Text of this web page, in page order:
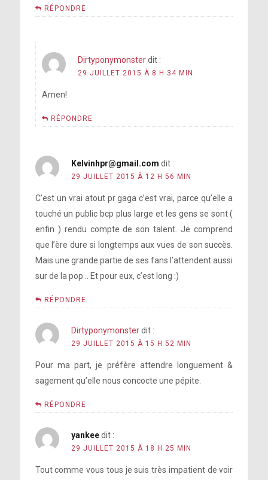
RÉPONDRE
Dirtyponymonster dit :
29 JUILLET 2015 À 8 H 34 MIN
Amen!
RÉPONDRE
Kelvinhpr@gmail.com dit :
29 JUILLET 2015 À 12 H 56 MIN
C’est un vrai atout pr gaga c’est vrai, parce qu’elle a
touché un public bcp plus large et les gens se sont (
enfin ) rendu compte de son talent. Je comprend
que l’ère dure si longtemps aux vues de son succès.
Mais une grande partie de ses fans l’attendent aussi
sur de la pop .. Et pour eux, c’est long :)
RÉPONDRE
Dirtyponymonster dit :
29 JUILLET 2015 À 15 H 52 MIN
Pour ma part, je préfère attendre longuement &
sagement qu’elle nous concocte une pépite.
RÉPONDRE
yankee dit :
29 JUILLET 2015 À 18 H 25 MIN
Tout comme vous tous je suis très impatient de voir